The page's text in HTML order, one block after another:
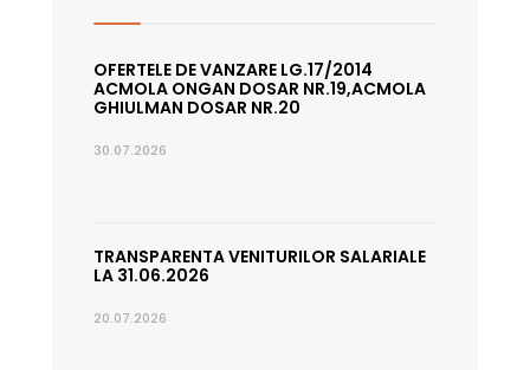
OFERTELE DE VANZARE LG.17/2014
ACMOLA ONGAN DOSAR NR.19,ACMOLA
GHIULMAN DOSAR NR.20
30.07.2026
TRANSPARENTA VENITURILOR SALARIALE
LA 31.06.2026
20.07.2026